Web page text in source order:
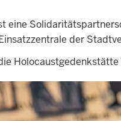
eine
der